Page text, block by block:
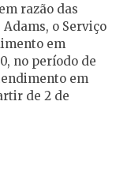
razão das
o Serviço
em
no período de
em
de 2 de